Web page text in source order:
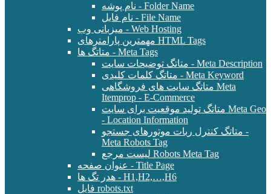
نام پوشه - Folder Name
نام فایل - File Name
میزبانی وب - Web Hosting
مهمترین پارامترهای HTML Tags
متاتگ ها - Meta Tags
متاتگ توضیحات سایت - Meta Description
متاتگ کلمات کلیدی - Meta Keyword
متاتگ سایت های فروشگاهی Meta
Itemprop - E-Commerce
متاتگ تولید موقعیت برای سایت Meta Geo
- Location Information
متاتگ کنترل ربات موتورهای جستجو -
Meta Robots Tag
لیست مرجع Robots Meta Tag
عنوان صفحه - Title Page
هدر تگ ها - H1,H2,…,H6
فایل robots.txt